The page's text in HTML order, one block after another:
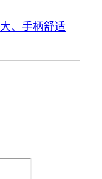
、手柄舒适